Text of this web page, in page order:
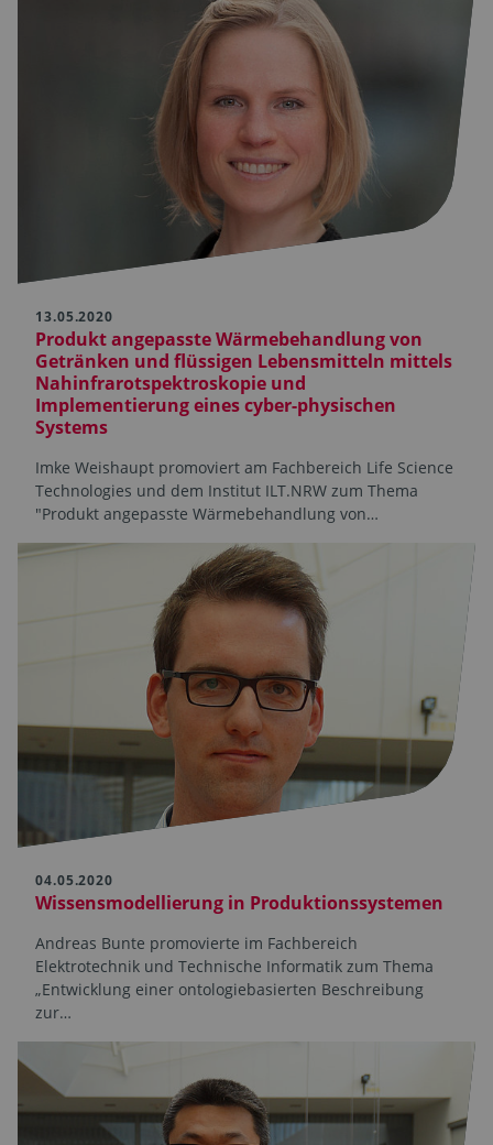
13.05.2020
Produkt angepasste Wärmebehandlung von
Getränken und flüssigen Lebensmitteln mittels
Nahinfrarotspektroskopie und
Implementierung eines cyber-physischen
Systems
Imke Weishaupt promoviert am Fachbereich Life Science
Technologies und dem Institut ILT.NRW zum Thema
"Produkt angepasste Wärmebehandlung von…
04.05.2020
Wissensmodellierung in Produktionssystemen
Andreas Bunte promovierte im Fachbereich
Elektrotechnik und Technische Informatik zum Thema
„Entwicklung einer ontologiebasierten Beschreibung
zur…